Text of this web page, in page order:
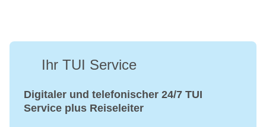
Ihr TUI Service
Digitaler und telefonischer 24/7 TUI
Service plus Reiseleiter